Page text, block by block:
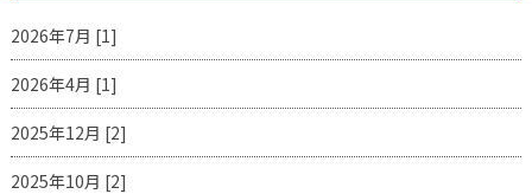
2026年7月 [1]
2026年4月 [1]
2025年12月 [2]
2025年10月 [2]